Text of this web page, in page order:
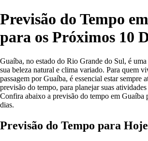
Previsão do Tempo
para os Próximos 10
Guaíba, no estado do Rio Grande do Sul, é
sua beleza natural e clima variado. Para quem
passagem por Guaíba, é essencial estar sempre
previsão do tempo, para planejar suas
Confira abaixo a previsão do tempo em Guaíba
dias.
Previsão do Tempo para